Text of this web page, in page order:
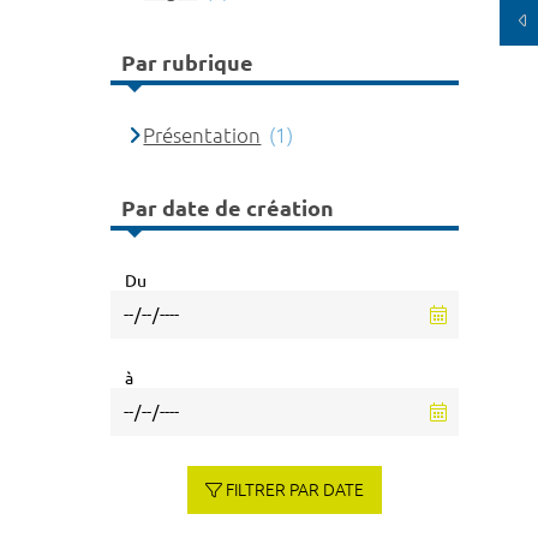
Par rubrique
Présentation (1)
Par date de création
Du
à
FILTRER PAR DATE